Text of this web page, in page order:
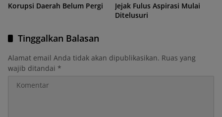
Korupsi Daerah Belum Pergi
Jejak Fulus Aspirasi Mulai
Ditelusuri
Tinggalkan Balasan
Alamat email Anda tidak akan dipublikasikan. Ruas yang
wajib ditandai *